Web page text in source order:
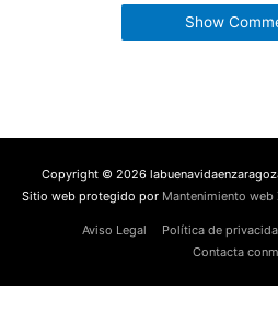
Show
Copyright © 2026
Sitio web protegido por Mantenimiento web
Aviso Legal Política de
Contacta